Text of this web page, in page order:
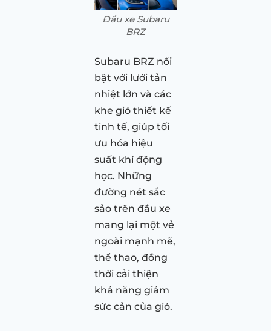
Đầu xe Subaru
BRZ
Subaru BRZ nổi
bật với lưới tản
nhiệt lớn và các
khe gió thiết kế
tinh tế, giúp tối
ưu hóa hiệu
suất khí động
học. Những
đường nét sắc
sảo trên đầu xe
mang lại một vẻ
ngoài mạnh mẽ,
thể thao, đồng
thời cải thiện
khả năng giảm
sức cản của gió.